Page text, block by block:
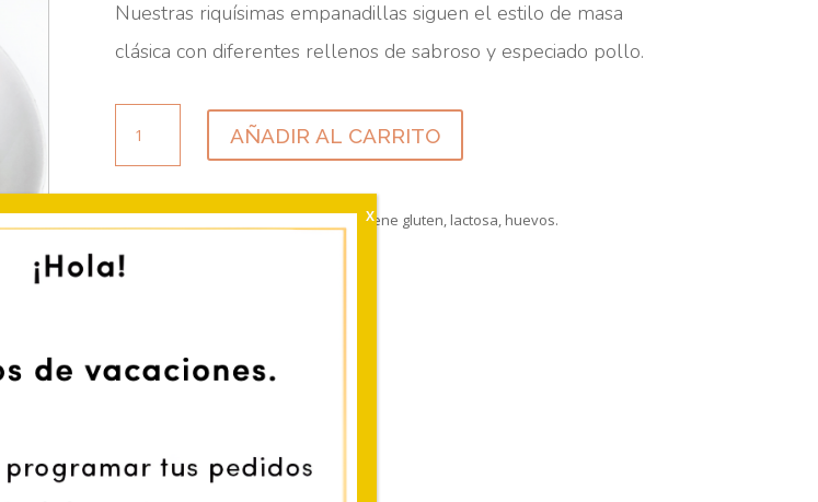
Nuestras riquísimas empanadillas siguen el estilo de masa
clásica con diferentes rellenos de sabroso y especiado pollo.
EMPANADILLA
POLLO
cantidad
AÑADIR AL CARRITO
Información sobre alérgenos:Contiene gluten, lactosa, huevos.